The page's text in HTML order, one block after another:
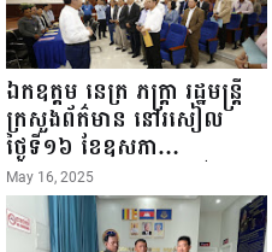
ឯកឧត្តម នេត្រ ភក្ត្រា រដ្ឋមន្ត្រី
ក្រសួងព័ត៌មាន នៅរសៀល
ថ្ងៃទី១៦ ខែឧសភា
ឆ្នាំ២០២៥នេះ បានអញ្ជើញចុះ
ធ្វើជំរឿនថ្នាក់ដឹកនាំមន្ត្រីរាជ
ការស៉ីវិល នៃក្រសួងព័ត៌មាន...
May 16, 2025